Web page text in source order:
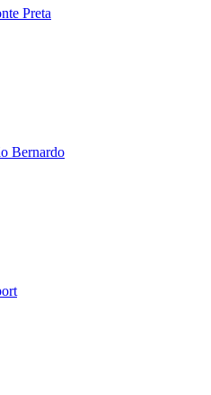
Preta
Bernardo